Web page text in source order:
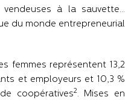
à la sauvette…
du monde entrepreneurial
femmes représentent 13,2
et employeurs et 10,3 %
coopératives2. Mises en